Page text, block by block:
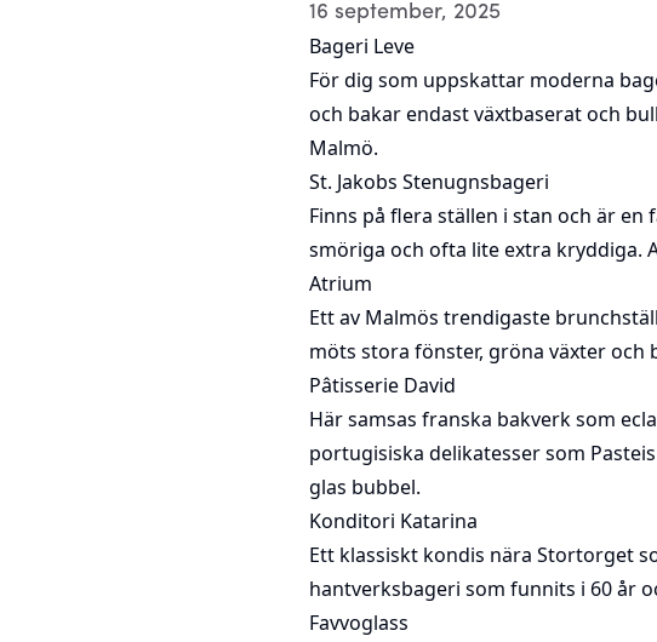
16 september, 2025
Bageri Leve
För dig som uppskattar moderna
och bakar endast växtbaserat och
Malmö.
St. Jakobs Stenugnsbageri
Finns på flera ställen i stan och är
smöriga och ofta lite extra kryddiga.
Atrium
Ett av Malmös trendigaste
möts stora fönster, gröna växter och
Pâtisserie David
Här samsas franska bakverk som
portugisiska delikatesser som
glas bubbel.
Konditori Katarina
Ett klassiskt kondis nära Stortorget
hantverksbageri som funnits i 60 år
Favvoglass